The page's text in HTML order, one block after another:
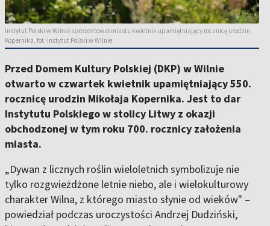
Instytut Polski w Wilnie sprezentował miastu kwietnik upamiętniający rocznicę urodzin
Kopernika, fot. Instytut Polski w Wilnie
Przed Domem Kultury Polskiej (DKP) w Wilnie
otwarto w czwartek kwietnik upamiętniający 550.
rocznicę urodzin Mikołaja Kopernika. Jest to dar
Instytutu Polskiego w stolicy Litwy z okazji
obchodzonej w tym roku 700. rocznicy założenia
miasta.
„Dywan z licznych roślin wieloletnich symbolizuje nie
tylko rozgwieżdżone letnie niebo, ale i wielokulturowy
charakter Wilna, z którego miasto słynie od wieków" –
powiedział podczas uroczystości Andrzej Dudziński,